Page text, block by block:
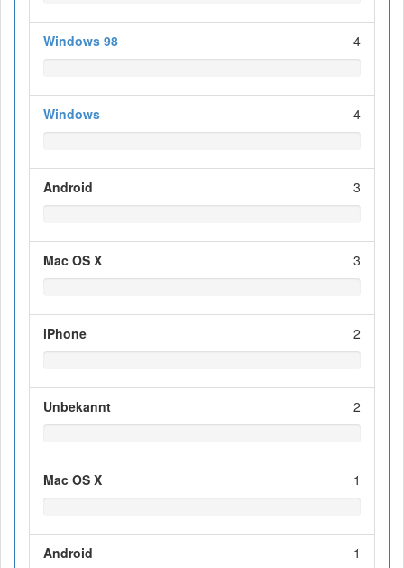
Windows 98 4
Windows 4
Android 3
Mac OS X 3
iPhone 2
Unbekannt 2
Mac OS X 1
Android 1